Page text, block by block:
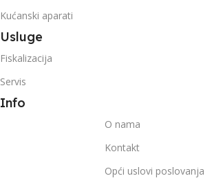
Kućanski aparati
Usluge
Fiskalizacija
Servis
Info
O nama
Kontakt
Opći uslovi poslovanja